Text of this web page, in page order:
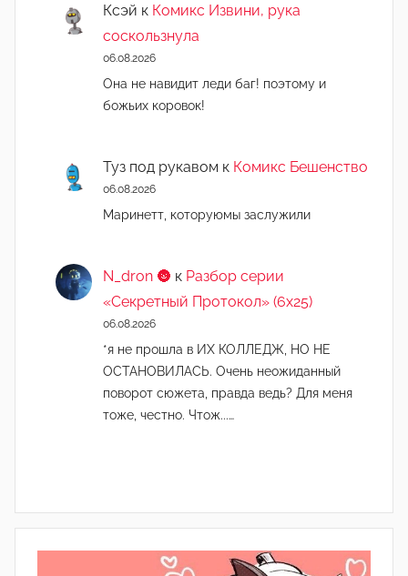
Ксэй к Комикс Извини, рука
соскользнула
06.08.2026
Она не навидит леди баг! поэтому и
божьих коровок!
Туз под рукавом к Комикс Бешенство
06.08.2026
Маринетт, которуюмы заслужили
N_dron 🌚 к Разбор серии
«Секретный Протокол» (6х25)
06.08.2026
*я не прошла в ИХ КОЛЛЕДЖ, НО НЕ
ОСТАНОВИЛАСЬ. Очень неожиданный
поворот сюжета, правда ведь? Для меня
тоже, честно. Чтож...…